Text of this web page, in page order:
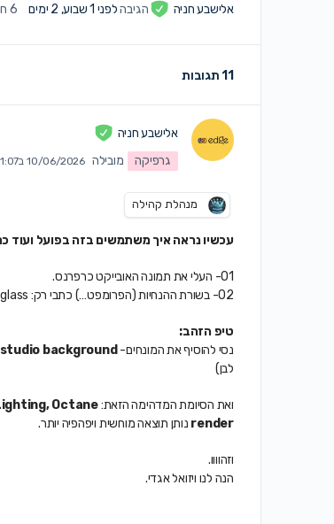
אלישבע חניה הגיבהלפני 1 שבוע, 2 ימים 6 חברות
11 תגובות
אלישבע חניה
גרפיקה
מובילה 10/06/2026 ב11:07 am
מנהלת קהילה
עכשיו נראה איך משתמשים בזה בפועל ועוד
01- העלי את תמונה האובייקט כרפרנס.
02- בשורת ההנחיות (הפרומפט…) כתבי רק: blown glass
טיפ הזהב:
נסי להוסיף את המונחים- background
לבן)
ואת הסיומת המדהימה הזאת:Octane
render נותן תוצאה מוחשית ויפהפיה יותר.
וזהוווו.
הנה לנו ויזואל אגדי.